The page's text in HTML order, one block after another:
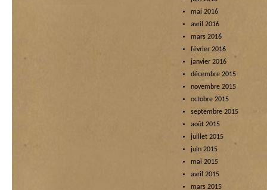
mai 2016
avril 2016
mars 2016
février 2016
janvier 2016
décembre 2015
novembre 2015
octobre 2015
septembre 2015
août 2015
juillet 2015
juin 2015
mai 2015
avril 2015
mars 2015